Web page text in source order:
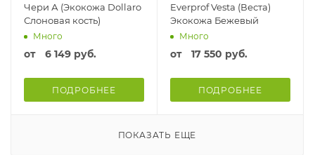
Чери А (Экокожа Dollaro
Слоновая кость)
Много
от 6 149 руб.
ПОДРОБНЕЕ
Everprof Vesta (Веста)
Экокожа Бежевый
Много
от 17 550 руб.
ПОДРОБНЕЕ
ПОКАЗАТЬ ЕЩЕ